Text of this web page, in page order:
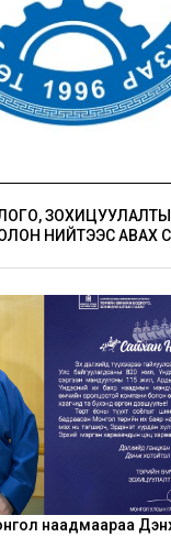
ОЛОН НИЙТЭЭС АВАХ
наадмаараа